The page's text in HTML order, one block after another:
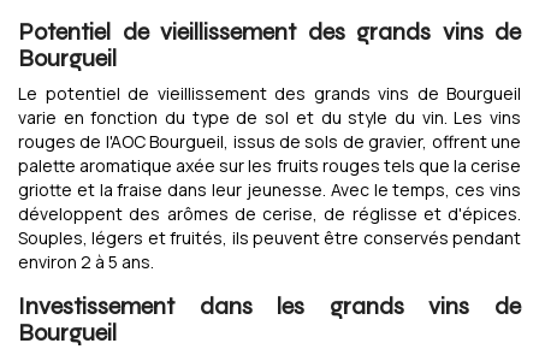
Potentiel de vieillissement des grands vins de
Bourgueil
Le potentiel de vieillissement des grands vins de Bourgueil
varie en fonction du type de sol et du style du vin. Les vins
rouges de l'AOC Bourgueil, issus de sols de gravier, offrent une
palette aromatique axée sur les fruits rouges tels que la cerise
griotte et la fraise dans leur jeunesse. Avec le temps, ces vins
développent des arômes de cerise, de réglisse et d'épices.
Souples, légers et fruités, ils peuvent être conservés pendant
environ 2 à 5 ans.
Investissement dans les grands vins de
Bourgueil